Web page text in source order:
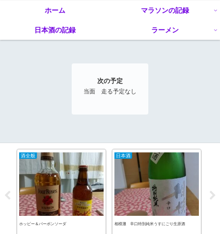
ホーム マラソンの記録
日本酒の記録 ラーメン
次の予定
当面 走る予定なし
酒全般
ホッピー＆バーボンソーダ
日本酒
相模灘 辛口特別純米うすにごり生原酒